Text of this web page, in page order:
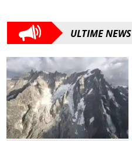
ULTIME NEWS